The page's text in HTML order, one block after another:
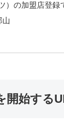
）の加盟店登録
山
開始する